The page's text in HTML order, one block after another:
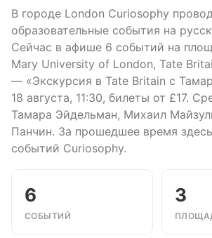
В городе London Curiosophy
образовательные события на
Сейчас в афише 6 событий на
Mary University of London, Tate
— «Экскурсия в Tate Britain с
18 августа, 11:30, билеты от £17.
Тамара Эйдельман, Михаил
Панчин. За прошедшее время
событий Curiosophy.
6
СОБЫТИЙ
3